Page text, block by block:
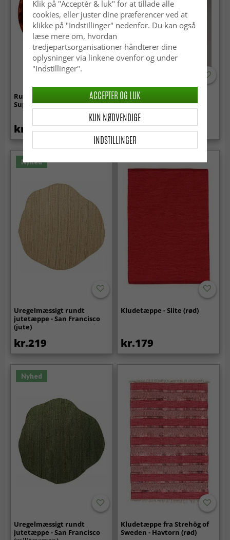
Runde tæpper - Aranga
Super Soft Fur (rød)
kr.479
Lysestage S - Zuri (rød)
kr.79 kr.99
Nyhed
Uregelmæssigt rundt
jutetæppe - San Francisco
(jute)
kr.219
Kludetæppe - Slite (rød)
kr.179
Nyhed
Uregelmæssigt rundt
jutetæppe - San Francisco
Kludetæppe fra Strehög of
Sweden - Havtorn (rød)
Klik på "Acceptér & luk" for at tillade alle
cookies, eller juster dine præferencer ved at
klikke på "Indstillinger" nedenfor. Du kan også
læse mere om, hvordan
tredjepartsorganisationer håndterer dine
oplysninger via linkene ovenfor og under
"Indstillinger".
INDSTILLINGER
KUN NØDVENDIGE
ACCEPTER OG LUK